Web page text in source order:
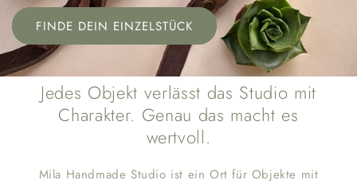
FINDE DEIN EINZELSTÜCK
Jedes Objekt verlässt das Studio mit
Charakter. Genau das macht es
wertvoll.
Mila Handmade Studio ist ein Ort für Objekte mit